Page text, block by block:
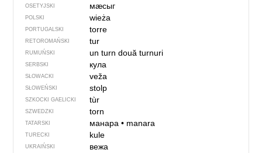
OSETYJSKI мӕсыг
POLSKI wieża
PORTUGALSKI torre
RETOROMAŃSKI tur
RUMUŃSKI un turndouă turnuri
SERBSKI кула
SŁOWACKI veža
SŁOWEŃSKI stolp
SZKOCKI GAELICKI tùr
SZWEDZKI torn
TATARSKI манара• manara
TURECKI kule
UKRAIŃSKI вежа